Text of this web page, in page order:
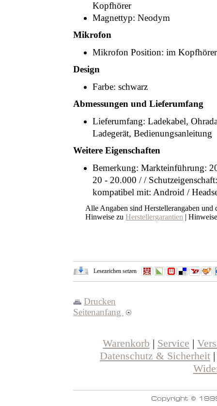
Kopfhörer
Magnettyp: Neodym
Mikrofon
Mikrofon Position: im Kopfhörer
Design
Farbe: schwarz
Abmessungen und Lieferumfang
Lieferumfang: Ladekabel,
Ladegerät, Bedienungsanleitung
Weitere Eigenschaften
Bemerkung: Markteinführung:
20 - 20.000 / /
kompatibel mit: Android /
Alle Angaben sind Herstellerangaben und
Hinweise zu Herstellergarantien |
Lesezeichen setzen
Drucken
Seitenanfang
Warenkorb | Service |
Datenschutz & Sicherheit